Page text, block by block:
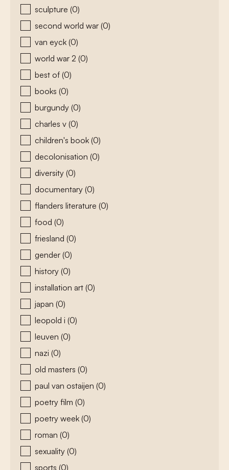
sculpture (0)
second world war (0)
van eyck (0)
world war 2 (0)
best of (0)
books (0)
burgundy (0)
charles v (0)
children's book (0)
decolonisation (0)
diversity (0)
documentary (0)
flanders literature (0)
food (0)
friesland (0)
gender (0)
history (0)
installation art (0)
japan (0)
leopold i (0)
leuven (0)
nazi (0)
old masters (0)
paul van ostaijen (0)
poetry film (0)
poetry week (0)
roman (0)
sexuality (0)
sports (0)